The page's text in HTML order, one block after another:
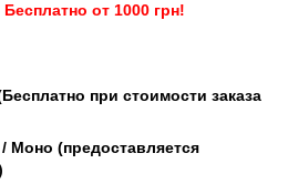
Бесплатно от 1000 грн!
при стоимости заказа
Моно (предоставляется